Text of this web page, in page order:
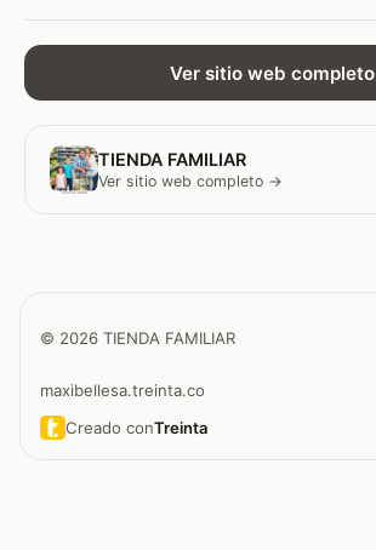
Ver sitio web completo
TIENDA FAMILIAR
Ver sitio web completo →
© 2026 TIENDA FAMILIAR
maxibellesa.treinta.co
Creado conTreinta